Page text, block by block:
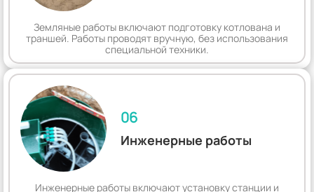
Земляные работы включают подготовку котлована и
траншей. Работы проводят вручную, без использования
специальной техники.
06
Инженерные работы
Инженерные работы включают установку станции и